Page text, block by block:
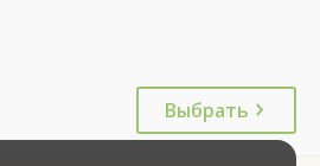
Выбрать